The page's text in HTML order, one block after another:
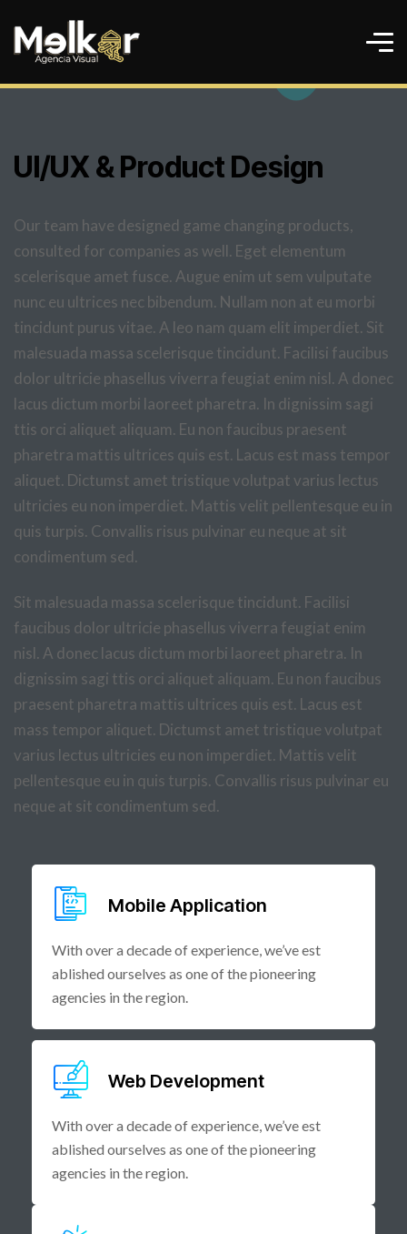
UI/UX & Product Design
Our team have designed game changing products,
consulted for companies as well. Eget elementum
scelerisque amet fusce. Augue enim ut sem vulputate
nunc eu ultrices nec bibendum. Nullam non at eu morbi
tincidunt purus vitae. A leo nam quam elit imperdiet. Sit
malesuada massa scelerisque tincidunt. Facilisi faucibus
dolor ultricie phasellus viverra feugiat enim nisl. A donec
lacus dictum morbi laoreet pharetra. In dignissim sagi
ttis orci aliquet aliquam. Eu non faucibus praesent
pharetra mattis ultrices quis est. Lacus est mass tempor
aliquet. Dictumst amet tristique volutpat varius lectus
ultricies eu non imperdiet. Mattis velit pellentesque eu in
quis turpis. Convallis risus pulvinar eu neque at sit
condimentum sed.
Sit malesuada massa scelerisque tincidunt. Facilisi
faucibus dolor ultricie phasellus viverra feugiat enim
nisl. A donec lacus dictum morbi laoreet pharetra. In
dignissim sagi ttis orci aliquet aliquam. Eu non faucibus
praesent pharetra mattis ultrices quis est. Lacus est
mass tempor aliquet. Dictumst amet tristique volutpat
varius lectus ultricies eu non imperdiet. Mattis velit
pellentesque eu in quis turpis. Convallis risus pulvinar eu
neque at sit condimentum sed.
Mobile Application
With over a decade of experience, we’ve est
ablished ourselves as one of the pioneering
agencies in the region.
Web Development
With over a decade of experience, we’ve est
ablished ourselves as one of the pioneering
agencies in the region.